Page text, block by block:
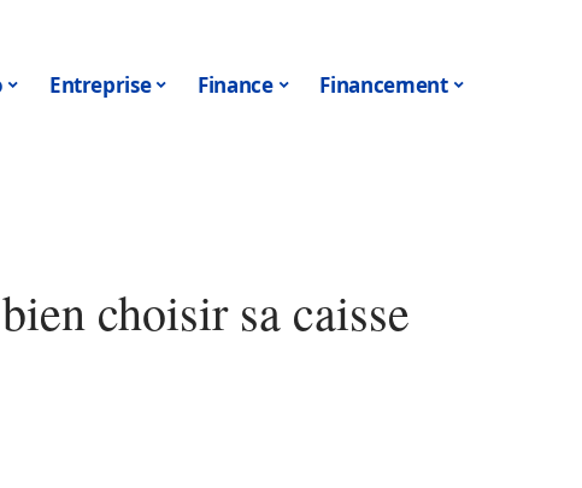
Entreprise Finance Financement
choisir sa caisse